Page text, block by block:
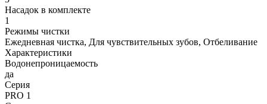
Насадок в комплекте
1
Режимы чистки
Ежедневная чистка, Для чувствительных зубов, Отбеливание
Характеристики
Водонепроницаемость
да
Серия
PRO 1